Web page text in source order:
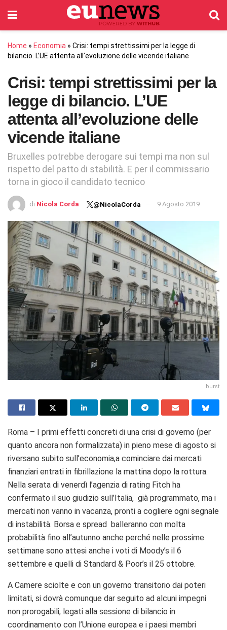
Home » Economia » Crisi: tempi strettissimi per la legge di
bilancio. L’UE attenta all’evoluzione delle vicende italiane
Crisi: tempi strettissimi per la
legge di bilancio. L’UE
attenta all’evoluzione delle
vicende italiane
Bruxelles potrebbe derogare sui tempi ma non sul
rispetto del patto di stabilità. E per il commissario
torna in gioco il candidato tecnico
di Nicola Corda @NicolaCorda 9 Agosto 2019
burst
Roma – I primi effetti concreti di una crisi di governo (per
quanto ancora non formalizzata) in pieno mese di agosto si
riversano subito sull’economia,a cominciare dai mercati
finanziari entrati in fibrillazione la mattina dopo la rottura.
Nella serata di venerdì l’agenzia di rating Fitch ha
confermato il suo giudizio sull’Italia, già programmato, ma i
mercati non vanno in vacanza, pronti a cogliere ogni segnale
di instabilità. Borsa e spread balleranno con molta
probabilità fino all’autunno anche perché nelle prossime
settimane sono attesi anche i voti di Moody’s il 6
settembre e quelli di Standard & Poor’s il 25 ottobre.
A Camere sciolte e con un governo transitorio dai poteri
limitati, si dovrà comunque dar seguito ad alcuni impegni
non prorogabili, legati alla sessione di bilancio in
coordinamento con l’Unione europea e i paesi membri